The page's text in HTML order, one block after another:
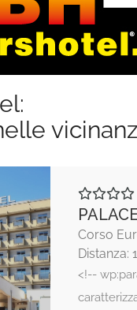
Corso
Distanza:
<!--